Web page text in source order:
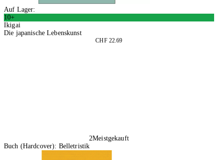
Auf Lager:
10+
Ikigai
Die japanische Lebenskunst
CHF 22.69
2Meistgekauft
Buch (Hardcover): Belletristik